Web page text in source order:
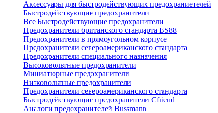
Аксессуары для быстродействующих предохраниетелей
Быстродействующие предохранители
Все Быстродействующие предохранители
Предохранители британского стандарта BS88
Предохранители в прямоугольном корпусе
Предохранители североамериканского стандарта
Предохранители специального назначения
Высоковольтные предохранители
Миниатюрные предохранители
Низковольтные предохранители
Предохранители североамериканского стандарта
Быстродействующие предохранители Cfriend
Аналоги предохранителей Bussmann